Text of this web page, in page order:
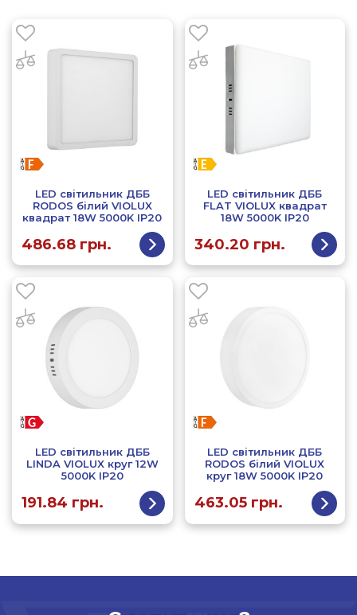
LED світильник ДББ
RODOS білий VIOLUX
квадрат 18W 5000K IP20
486.68 грн.
LED світильник ДББ
FLAT VIOLUX квадрат
18W 5000K IP20
340.20 грн.
LED світильник ДББ
LINDA VIOLUX круг 12W
5000K IP20
191.84 грн.
LED світильник ДББ
RODOS білий VIOLUX
круг 18W 5000K IP20
463.05 грн.